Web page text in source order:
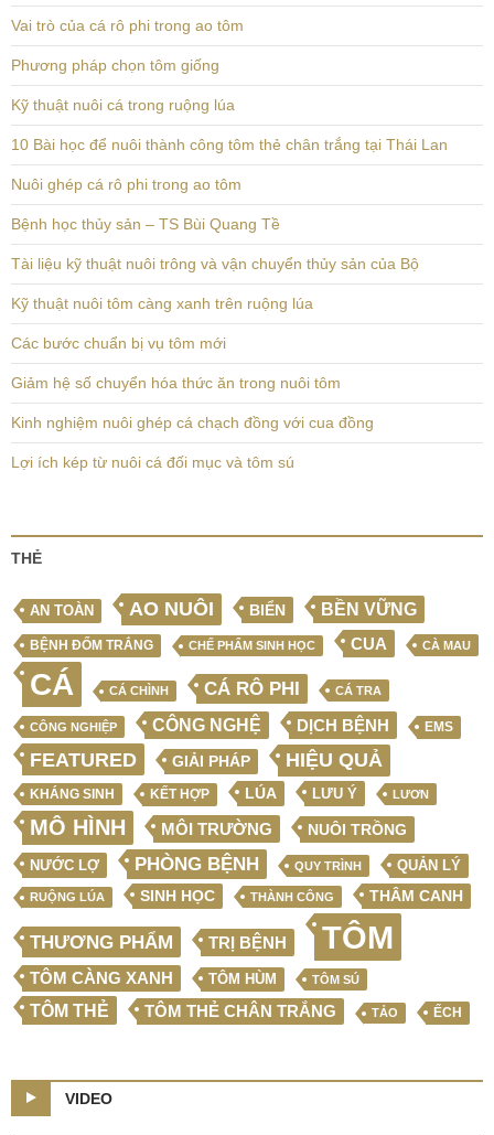
Vai trò của cá rô phi trong ao tôm
Phương pháp chọn tôm giống
Kỹ thuật nuôi cá trong ruộng lúa
10 Bài học để nuôi thành công tôm thẻ chân trắng tại Thái Lan
Nuôi ghép cá rô phi trong ao tôm
Bệnh học thủy sản – TS Bùi Quang Tề
Tài liệu kỹ thuật nuôi trông và vận chuyển thủy sản của Bộ
Kỹ thuật nuôi tôm càng xanh trên ruộng lúa
Các bước chuẩn bị vụ tôm mới
Giảm hệ số chuyển hóa thức ăn trong nuôi tôm
Kinh nghiệm nuôi ghép cá chạch đồng với cua đồng
Lợi ích kép từ nuôi cá đối mục và tôm sú
THẺ
AN TOÀN AO NUÔI BIỂN BỀN VỮNG
BỆNH ĐỐM TRẮNG CHẾ PHẨM SINH HỌC CUA CÀ MAU
CÁ CÁ CHÌNH CÁ RÔ PHI CÁ TRA
CÔNG NGHIỆP CÔNG NGHỆ DỊCH BỆNH EMS
FEATURED GIẢI PHÁP HIỆU QUẢ
KHÁNG SINH KẾT HỢP LÚA LƯU Ý LƯƠN
MÔ HÌNH MÔI TRƯỜNG NUÔI TRỒNG
NƯỚC LỢ PHÒNG BỆNH QUY TRÌNH QUẢN LÝ
RUỘNG LÚA SINH HỌC THÀNH CÔNG THÂM CANH
THƯƠNG PHẨM TRỊ BỆNH TÔM
TÔM CÀNG XANH TÔM HÙM TÔM SÚ
TÔM THẺ TÔM THẺ CHÂN TRẮNG TẢO ẾCH
VIDEO